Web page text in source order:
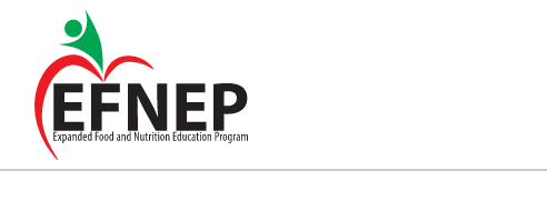
Main Navigation